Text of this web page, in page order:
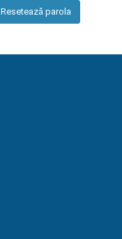
Resetează parola